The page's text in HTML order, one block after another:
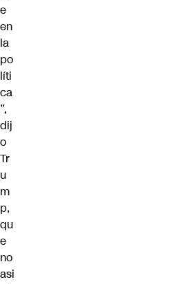
e
en
la
po
líti
ca
”,
dij
o
Tr
u
m
p,
qu
e
no
asi